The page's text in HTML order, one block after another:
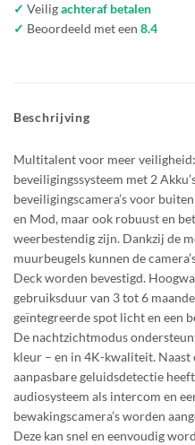
✓ Veiligachteraf betalen
✓ Beoordeeld met een 8.4
Beschrijving
Multitalent voor meer
beveiligingssysteem met 2
beveiligingscamera’s voor
en Mod, maar ook robuust en
weerbestendig zijn. Dankzij de
muurbeugels kunnen de
Deck worden bevestigd.
gebruiksduur van 3 tot 6
geïntegreerde spot licht en een
De nachtzichtmodus
kleur – en in 4K-kwaliteit. Naast
aanpasbare geluidsdetectie
audiosysteem als intercom en
bewakingscamera’s worden
Deze kan snel en eenvoudig